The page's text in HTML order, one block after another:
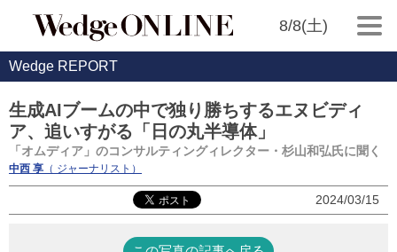
8/8(土)
Wedge REPORT
生成AIブームの中で独り勝ちするエヌビディ
ア、追いすがる「日の丸半導体」
「オムディア」のコンサルティングィレクター・杉山和弘氏に聞く
中西 享 （ ジャーナリスト）
2024/03/15